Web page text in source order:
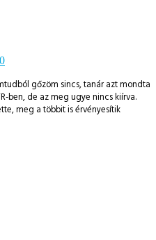
gőzöm sincs, tanár azt mondta
ben, de az meg ugye nincs kiírva.
meg a többit is érvényesítik